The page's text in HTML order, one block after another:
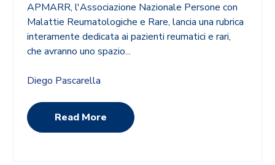
APMARR, l'Associazione Nazionale Persone con
Malattie Reumatologiche e Rare, lancia una rubrica
interamente dedicata ai pazienti reumatici e rari,
che avranno uno spazio...
Diego Pascarella
Read More